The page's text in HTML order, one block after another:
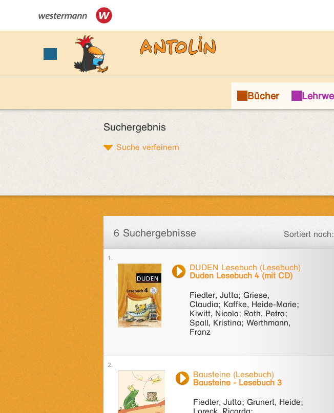
Suchergebnis
Suche verfeinern
6 Suchergebnisse Sortiert nach:
DUDEN Lesebuch (Lesebuch)
Duden Lesebuch 4 (mit CD)
Fiedler, Jutta; Griese,
Claudia; Kaffke, Heide-Marie;
Kiwitt, Nicola; Roth, Petra;
Spall, Kristina; Werthmann,
Franz
Bausteine (Lesebuch)
Bausteine - Lesebuch 3
Fiedler, Jutta; Grunert, Heide;